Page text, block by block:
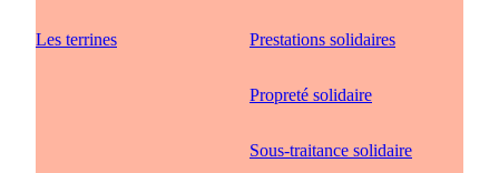
Les terrines Prestations solidaires
Propreté solidaire
Sous-traitance solidaire